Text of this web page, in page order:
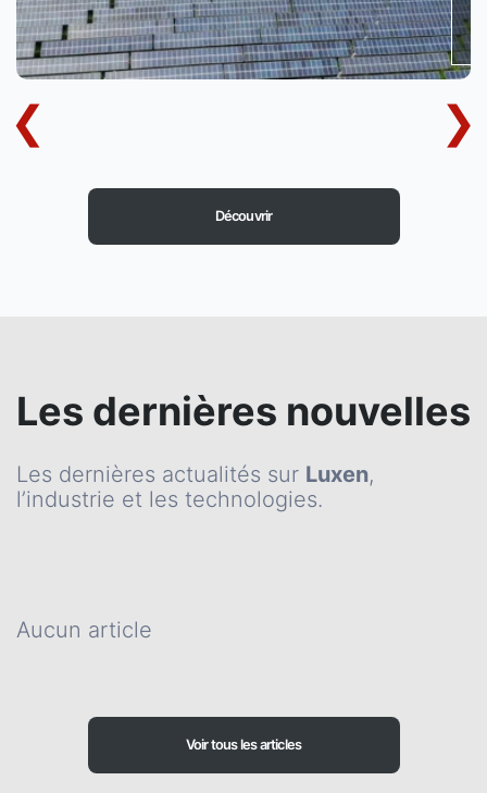
Découvrir
Les dernières nouvelles
Les dernières actualités sur Luxen,
l’industrie et les technologies.
Aucun article
Voir tous les articles